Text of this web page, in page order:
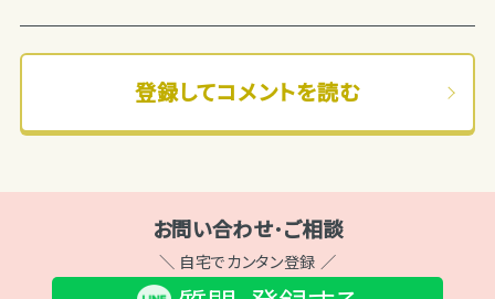
囲気は悪くなくバックもあるので 働き...
登録してコメントを読む
お問い合わせ･ご相談
＼ 自宅でカンタン登録 ／